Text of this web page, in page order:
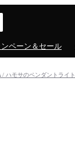
ンペーン＆セール
/ ハモサのペンダントライト